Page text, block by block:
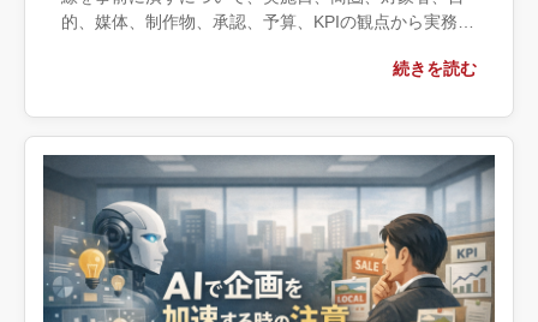
的、媒体、制作物、承認、予算、KPIの観点から実務上
部へ相談する条件、相談前に用意する情報、依頼後に
続きを読む